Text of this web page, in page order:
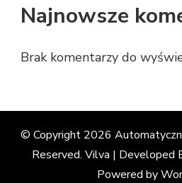
Najnowsze
Brak komentarzy do
© Copyright 2026
Reserved. Vilva | Developed
Powered by